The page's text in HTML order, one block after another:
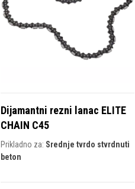
Dijamantni rezni lanac ELITE
CHAIN C45
Prikladno za: Srednje tvrdo stvrdnuti
beton